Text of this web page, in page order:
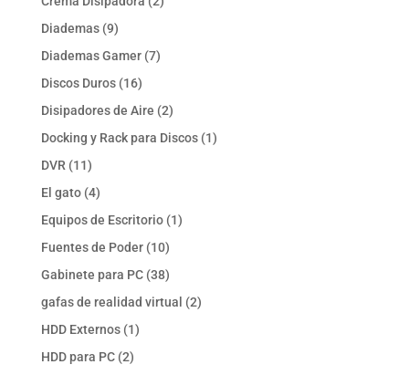
Diademas 99
productos
Diademas Gamer 77
Discos Duros 1616
productos
Disipadores de Aire 22
productos
Docking y Rack para Discos 11
DVR 1111
productos
El gato 44
productos
Equipos de Escritorio 11
Fuentes de Poder 1010
productos
Gabinete para PC 3838
productos
gafas de realidad virtual 22
HDD Externos 11
HDD para PC 22